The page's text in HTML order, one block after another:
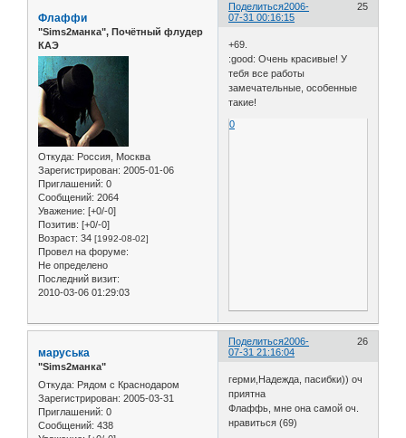
Поделиться 25
2006-
07-31 00:16:15
Флаффи
"Sims2манка", Почётный флудер
КАЭ
Откуда: Россия, Москва
Зарегистрирован: 2005-01-06
Приглашений: 0
Сообщений: 2064
Уважение: [+0/-0]
Позитив: [+0/-0]
Возраст: 34 [1992-08-02]
Провел на форуме:
Не определено
Последний визит:
2010-03-06 01:29:03
+69.
:good: Очень красивые! У
тебя все работы
замечательные, особенные
такие!
0
Поделиться 26
2006-
07-31 21:16:04
маруська
"Sims2манка"
Откуда: Рядом с Краснодаром
Зарегистрирован: 2005-03-31
Приглашений: 0
Сообщений: 438
герми,Надежда, пасибки)) оч
приятна
Флаффь, мне она самой оч.
нравиться (69)